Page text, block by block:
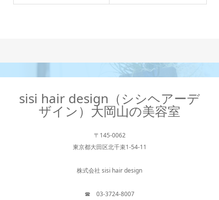
sisi hair design（シシヘアーデ
ザイン）大岡山の美容室
〒145-0062
東京都大田区北千束1-54-11
株式会社 sisi hair design
☎︎ 03-3724-8007